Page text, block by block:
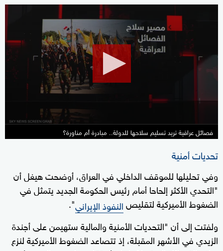
8
minutes,
seconds
فصائل عراقية تريد تسليم سلاحها للدولة.. مبادرة أم مناورة؟
تحديات أمنية
وفي تحليلها للموقف الداخلي في العراق، أوضحت هيغل أن
"التحدي الأكثر إلحاحا أمام رئيس الحكومة الجديد يتمثل في
الضغوط الأميركية لتقليصالنفوذ الإيراني".
ولفتت إلى أن "التحديات الأمنية والمالية ستهيمن على أجندة
الزيدي في الأشهر المقبلة، إذ تتصاعد الضغوط الأميركية لنزع